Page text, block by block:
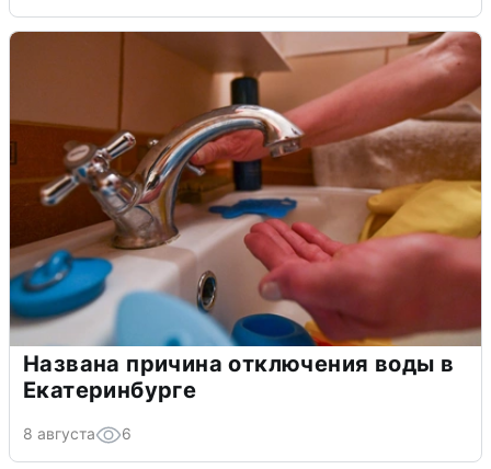
Названа причина отключения воды в
Екатеринбурге
8 августа 6